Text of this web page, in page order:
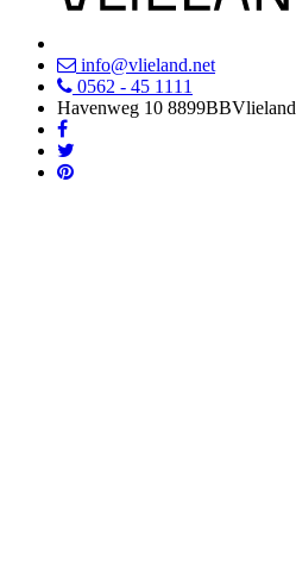
info@vlieland.net
0562 - 45 1111
Havenweg 10 8899BBVlieland